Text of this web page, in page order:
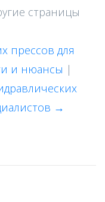
страницы
прессов для
и нюансы |
→